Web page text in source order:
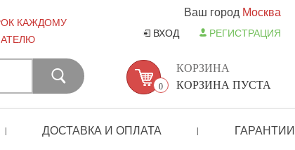
КАЖДОМУ
Ваш город Москва
ВХОД РЕГИСТРАЦИЯ
0
КОРЗИНА
КОРЗИНА ПУСТА
| ДОСТАВКА И ОПЛАТА | ГАРАНТИИ